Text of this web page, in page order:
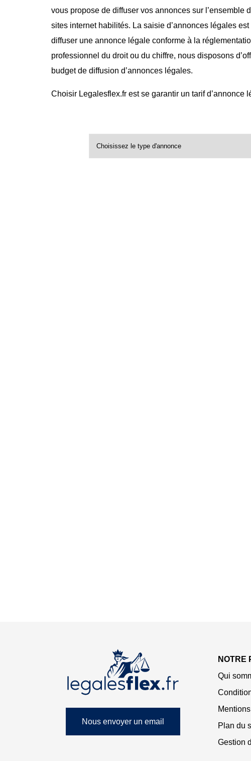
vous propose de diffuser vos annonces sur l’ensemble
sites internet habilités. La saisie d’annonces légales
diffuser une annonce légale conforme à la
professionnel du droit ou du chiffre, nous disposons
budget de diffusion d’annonces légales.
Choisir Legalesflex.fr est se garantir un tarif d’annonce
Nous envoyer un email
NOTRE
Qui
Plan du
Gestion